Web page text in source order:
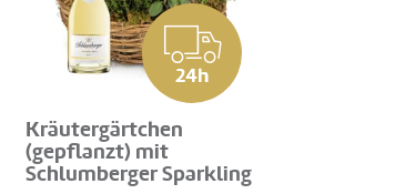
24h
Kräutergärtchen
(gepflanzt) mit
Schlumberger Sparkling